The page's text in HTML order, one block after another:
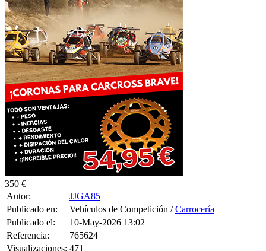
350 €
Autor:
JJGA85
Publicado en:
Vehículos de Competición /Carrocería
Publicado el:
10-May-2026 13:02
Referencia:
765624
Visualizaciones: 471